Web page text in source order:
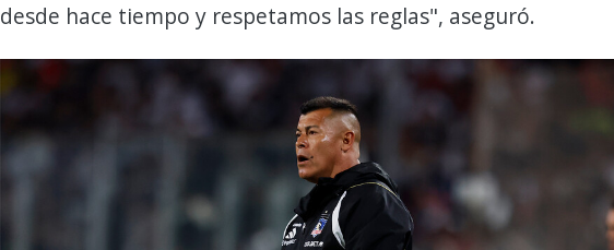
desde hace tiempo y respetamos las reglas", aseguró.